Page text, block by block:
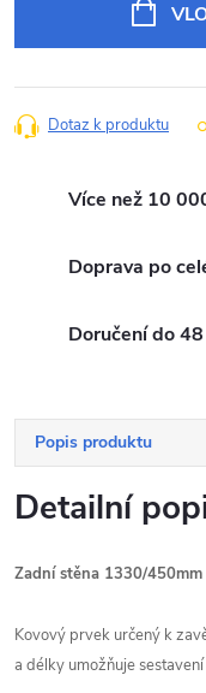
Dotaz k produktu
Více než 10
Doprava po
Doručení do
Popis produktu
Detailní
Zadní stěna 1330/
Kovový prvek určený k
a délky umožňuje